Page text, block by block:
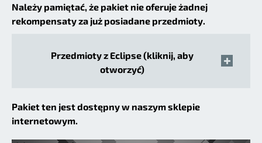
Należy pamiętać, że pakiet nie oferuje żadnej
rekompensaty za już posiadane przedmioty.
Przedmioty z Eclipse (kliknij, aby
otworzyć)
Pakiet ten jest dostępny w naszym sklepie
internetowym.